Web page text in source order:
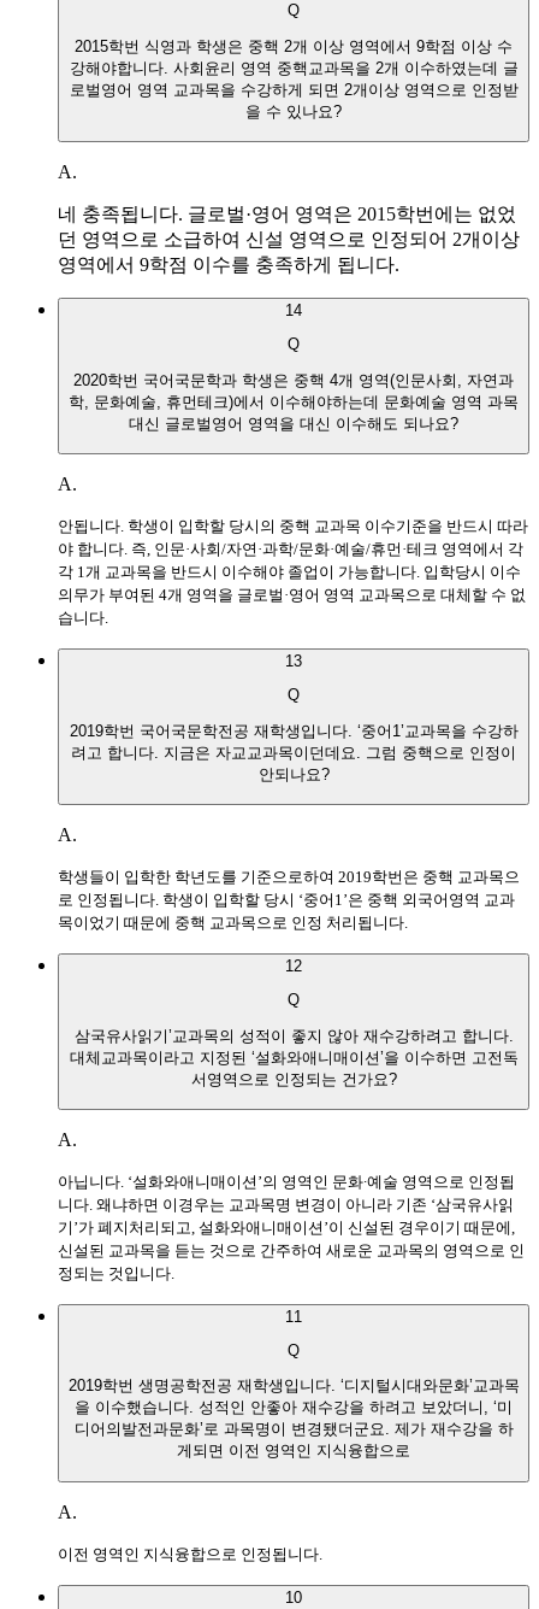
Q
2015학번 식영과 학생은 중핵 2개 이상 영역에서 9학점 이상 수
강해야합니다. 사회윤리 영역 중핵교과목을 2개 이수하였는데 글
로벌영어 영역 교과목을 수강하게 되면 2개이상 영역으로 인정받
을 수 있나요?
A.
네 충족됩니다. 글로벌·영어 영역은 2015학번에는 없었
던 영역으로 소급하여 신설 영역으로 인정되어 2개이상
영역에서 9학점 이수를 충족하게 됩니다.
14
Q
2020학번 국어국문학과 학생은 중핵 4개 영역(인문사회, 자연과
학, 문화예술, 휴먼테크)에서 이수해야하는데 문화예술 영역 과목
대신 글로벌영어 영역을 대신 이수해도 되나요?
A.
안됩니다. 학생이 입학할 당시의 중핵 교과목 이수기준을 반드시 따라
야 합니다. 즉, 인문·사회/자연·과학/문화·예술/휴먼·테크 영역에서 각
각 1개 교과목을 반드시 이수해야 졸업이 가능합니다. 입학당시 이수
의무가 부여된 4개 영역을 글로벌·영어 영역 교과목으로 대체할 수 없
습니다.
13
Q
2019학번 국어국문학전공 재학생입니다. ‘중어1’교과목을 수강하
려고 합니다. 지금은 자교교과목이던데요. 그럼 중핵으로 인정이
안되나요?
A.
학생들이 입학한 학년도를 기준으로하여 2019학번은 중핵 교과목으
로 인정됩니다. 학생이 입학할 당시 ‘중어1’은 중핵 외국어영역 교과
목이었기 때문에 중핵 교과목으로 인정 처리됩니다.
12
Q
삼국유사읽기’교과목의 성적이 좋지 않아 재수강하려고 합니다.
대체교과목이라고 지정된 ‘설화와애니매이션’을 이수하면 고전독
서영역으로 인정되는 건가요?
A.
아닙니다. ‘설화와애니매이션’의 영역인 문화∙예술 영역으로 인정됩
니다. 왜냐하면 이경우는 교과목명 변경이 아니라 기존 ‘삼국유사읽
기’가 폐지처리되고, 설화와애니매이션’이 신설된 경우이기 때문에,
신설된 교과목을 듣는 것으로 간주하여 새로운 교과목의 영역으로 인
정되는 것입니다.
11
Q
2019학번 생명공학전공 재학생입니다. ‘디지털시대와문화’교과목
을 이수했습니다. 성적인 안좋아 재수강을 하려고 보았더니, ‘미
디어의발전과문화’로 과목명이 변경됐더군요. 제가 재수강을 하
게되면 이전 영역인 지식융합으로
A.
이전 영역인 지식융합으로 인정됩니다.
10